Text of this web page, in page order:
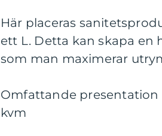
Här placeras
ett L. Detta kan skapa
som man maximerar
Omfattande
kvm